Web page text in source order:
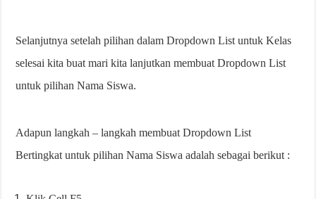
Selanjutnya setelah pilihan dalam Dropdown List untuk Kelas
selesai kita buat mari kita lanjutkan membuat Dropdown List
untuk pilihan Nama Siswa.
Adapun langkah – langkah membuat Dropdown List
Bertingkat untuk pilihan Nama Siswa adalah sebagai berikut :